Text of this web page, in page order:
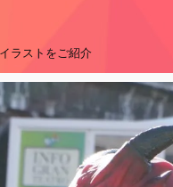
ラストをご紹介